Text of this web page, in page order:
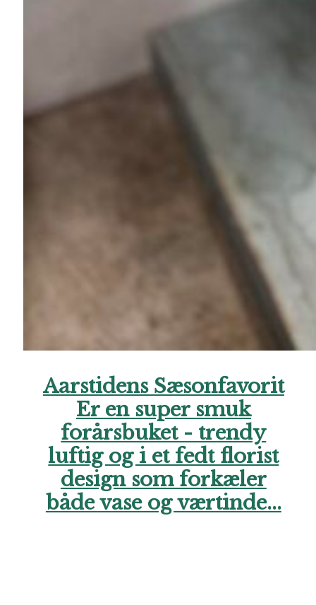
Aarstidens Sæsonfavorit
Er en super smuk
forårsbuket - trendy
luftig og i et fedt florist
design som forkæler
både vase og værtinde...